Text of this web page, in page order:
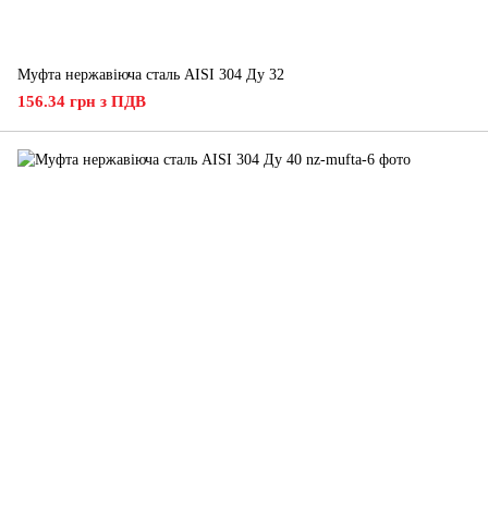
Муфта нержавіюча сталь AISI 304 Ду 32
156.34 грн з ПДВ